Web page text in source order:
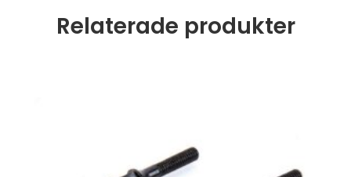
Relaterade produkter